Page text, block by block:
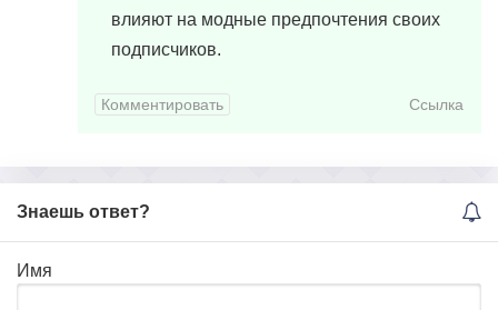
влияют на модные предпочтения своих
подписчиков.
Комментировать Ссылка
Знаешь ответ?
Имя